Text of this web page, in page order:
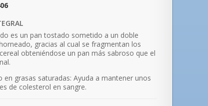
es un pan tostado sometido a un doble
gracias al cual se fragmentan los
obteniéndose un pan más sabroso que el
en grasas saturadas: Ayuda a mantener unos
de colesterol en sangre.